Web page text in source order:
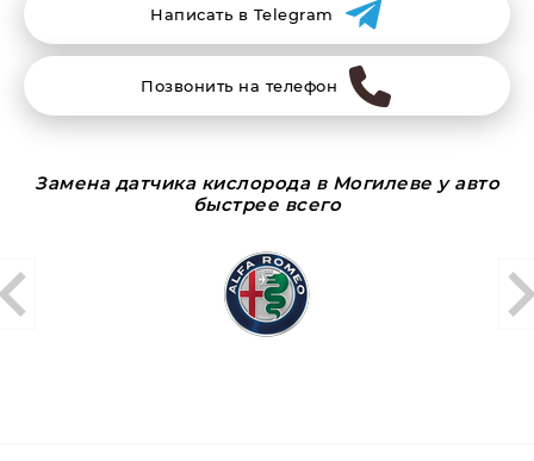
Написать в Telegram
Позвонить на телефон
Замена датчика кислорода в Могилеве у авто
быстрее всего